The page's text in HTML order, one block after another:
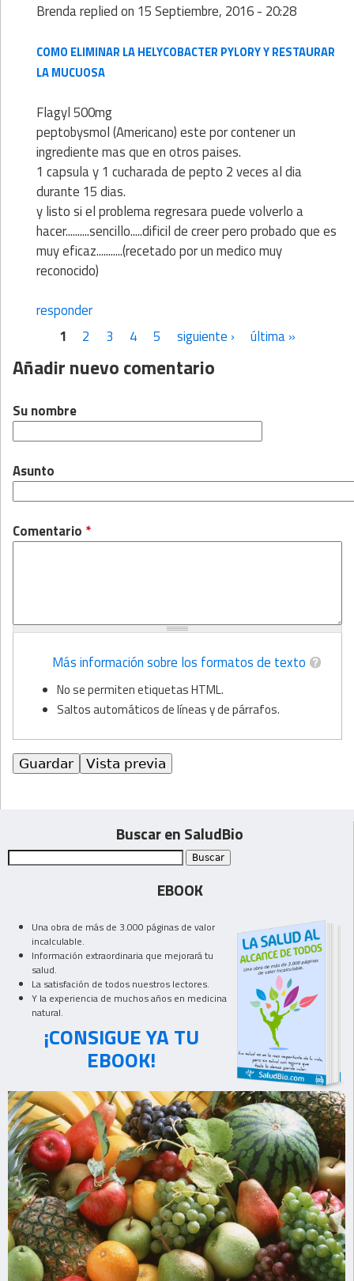
Brendareplied on 15 Septiembre, 2016 - 20:28
COMO ELIMINAR LA HELYCOBACTER PYLORY Y RESTAURAR
LA MUCUOSA
Flagyl 500mg
peptobysmol (Americano) este por contener un
ingrediente mas que en otros paises.
1 capsula y 1 cucharada de pepto 2 veces al dia
durante 15 dias.
y listo si el problema regresara puede volverlo a
hacer..........sencillo.....dificil de creer pero probado que es
muy eficaz...........(recetado por un medico muy
reconocido)
responder
Páginas
1 2 3 4 5 siguiente › última »
Añadir nuevo comentario
Su nombre
Asunto
Comentario *
Más información sobre los formatos de texto
No se permiten etiquetas HTML.
Saltos automáticos de líneas y de párrafos.
Buscar en SaludBio
EBOOK
Una obra de más de 3.000 páginas de valor
incalculable.
Información extraordinaria que mejorará tu
salud.
La satisfación de todos nuestros lectores.
Y la experiencia de muchos años en medicina
natural.
¡CONSIGUE YA TU
EBOOK!